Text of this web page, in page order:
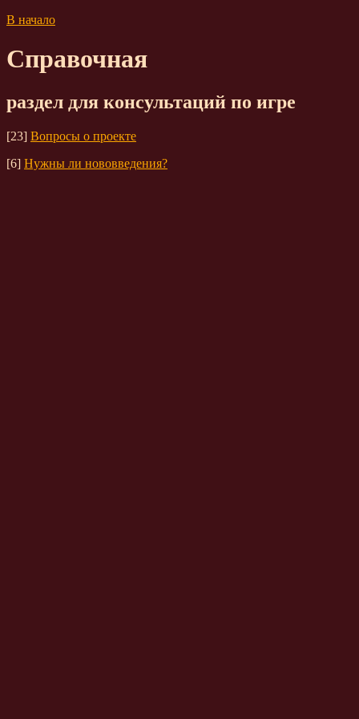
В начало
Справочная
раздел для консультаций по игре
[23] Вопросы о проекте
[6] Нужны ли нововведения?